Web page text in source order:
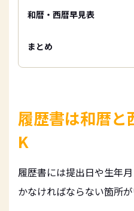
和暦・西暦早見表
まとめ
履歴書は和暦と
K
履歴書には提出日や生年
かなければならない箇所が